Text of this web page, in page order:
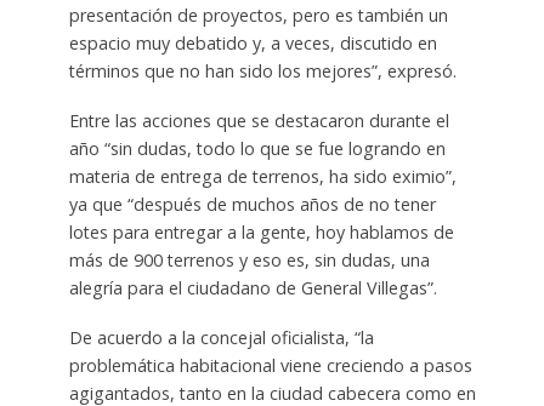
presentación de proyectos, pero es también un
espacio muy debatido y, a veces, discutido en
términos que no han sido los mejores”, expresó.
Entre las acciones que se destacaron durante el
año “sin dudas, todo lo que se fue logrando en
materia de entrega de terrenos, ha sido eximio”,
ya que “después de muchos años de no tener
lotes para entregar a la gente, hoy hablamos de
más de 900 terrenos y eso es, sin dudas, una
alegría para el ciudadano de General Villegas”.
De acuerdo a la concejal oficialista, “la
problemática habitacional viene creciendo a pasos
agigantados, tanto en la ciudad cabecera como en